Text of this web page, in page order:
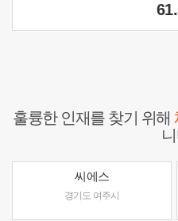
훌륭한 인재를 찾기 위해
씨에스
경기도 여주시